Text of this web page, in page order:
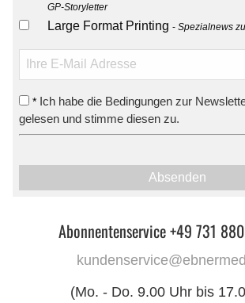
GP-Storyletter
Large Format Printing Spezialnews
* Ich habe die Bedingungen zur
gelesen und stimme diesen zu.
Absenden
Abonnentenservice +49 731
(Mo. - Do. 9.00 Uhr bis